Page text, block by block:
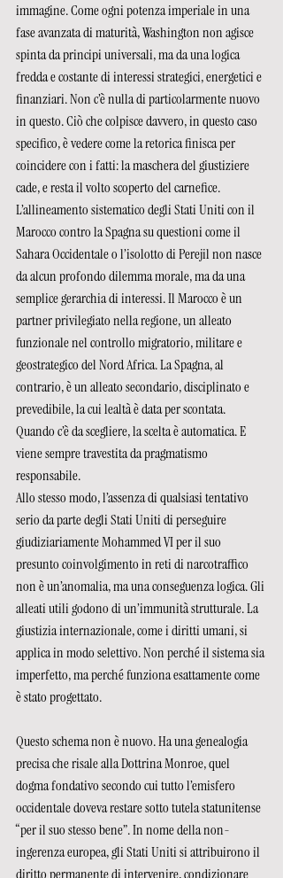
immagine. Come ogni potenza imperiale in una
fase avanzata di maturità, Washington non agisce
spinta da principi universali, ma da una logica
fredda e costante di interessi strategici, energetici e
finanziari. Non c’è nulla di particolarmente nuovo
in questo. Ciò che colpisce davvero, in questo caso
specifico, è vedere come la retorica finisca per
coincidere con i fatti: la maschera del giustiziere
cade, e resta il volto scoperto del carnefice.
L’allineamento sistematico degli Stati Uniti con il
Marocco contro la Spagna su questioni come il
Sahara Occidentale o l’isolotto di Perejil non nasce
da alcun profondo dilemma morale, ma da una
semplice gerarchia di interessi. Il Marocco è un
partner privilegiato nella regione, un alleato
funzionale nel controllo migratorio, militare e
geostrategico del Nord Africa. La Spagna, al
contrario, è un alleato secondario, disciplinato e
prevedibile, la cui lealtà è data per scontata.
Quando c’è da scegliere, la scelta è automatica. E
viene sempre travestita da pragmatismo
responsabile.
Allo stesso modo, l’assenza di qualsiasi tentativo
serio da parte degli Stati Uniti di perseguire
giudiziariamente Mohammed VI per il suo
presunto coinvolgimento in reti di narcotraffico
non è un’anomalia, ma una conseguenza logica. Gli
alleati utili godono di un’immunità strutturale. La
giustizia internazionale, come i diritti umani, si
applica in modo selettivo. Non perché il sistema sia
imperfetto, ma perché funziona esattamente come
è stato progettato.
Questo schema non è nuovo. Ha una genealogia
precisa che risale alla Dottrina Monroe, quel
dogma fondativo secondo cui tutto l’emisfero
occidentale doveva restare sotto tutela statunitense
“per il suo stesso bene”. In nome della non-
ingerenza europea, gli Stati Uniti si attribuirono il
diritto permanente di intervenire, condizionare